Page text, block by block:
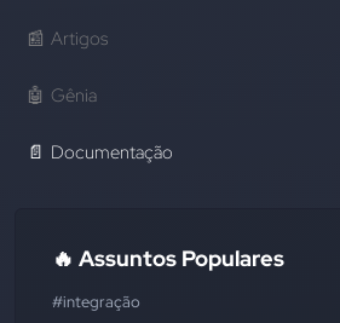
📰 Artigos
🤖 Gênia
📄 Documentação
🔥 Assuntos Populares
#integração